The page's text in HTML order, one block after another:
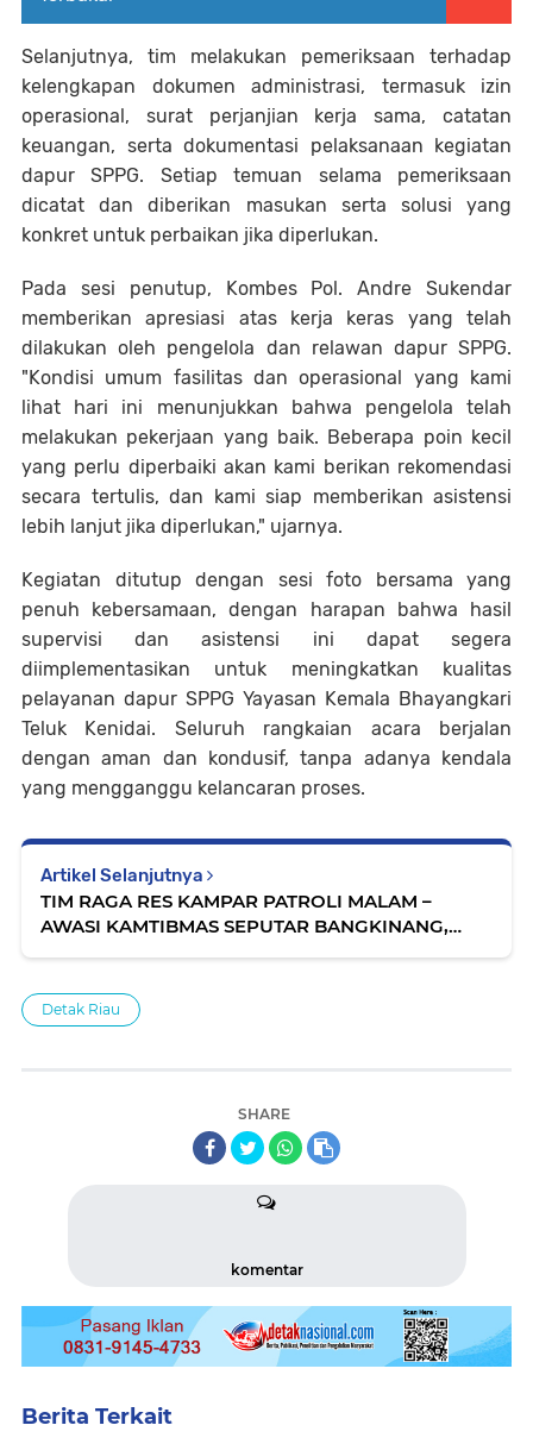
Selanjutnya, tim melakukan pemeriksaan terhadap
kelengkapan dokumen administrasi, termasuk izin
operasional, surat perjanjian kerja sama, catatan
keuangan, serta dokumentasi pelaksanaan kegiatan
dapur SPPG. Setiap temuan selama pemeriksaan
dicatat dan diberikan masukan serta solusi yang
konkret untuk perbaikan jika diperlukan.
Pada sesi penutup, Kombes Pol. Andre Sukendar
memberikan apresiasi atas kerja keras yang telah
dilakukan oleh pengelola dan relawan dapur SPPG.
"Kondisi umum fasilitas dan operasional yang kami
lihat hari ini menunjukkan bahwa pengelola telah
melakukan pekerjaan yang baik. Beberapa poin kecil
yang perlu diperbaiki akan kami berikan rekomendasi
secara tertulis, dan kami siap memberikan asistensi
lebih lanjut jika diperlukan," ujarnya.
Kegiatan ditutup dengan sesi foto bersama yang
penuh kebersamaan, dengan harapan bahwa hasil
supervisi dan asistensi ini dapat segera
diimplementasikan untuk meningkatkan kualitas
pelayanan dapur SPPG Yayasan Kemala Bhayangkari
Teluk Kenidai. Seluruh rangkaian acara berjalan
dengan aman dan kondusif, tanpa adanya kendala
yang mengganggu kelancaran proses.
Artikel Selanjutnya
TIM RAGA RES KAMPAR PATROLI MALAM –
AWASI KAMTIBMAS SEPUTAR BANGKINANG,
Detak Riau
SHARE
komentar
Berita Terkait